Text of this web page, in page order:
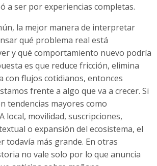
a ser por experiencias completas.
la mejor manera de interpretar
qué problema real está
y qué comportamiento nuevo podría
es que reduce fricción, elimina
con flujos cotidianos, entonces
frente a algo que va a crecer. Si
tendencias mayores como
local, movilidad, suscripciones,
o expansión del ecosistema, el
todavía más grande. En otras
no vale solo por lo que anuncia